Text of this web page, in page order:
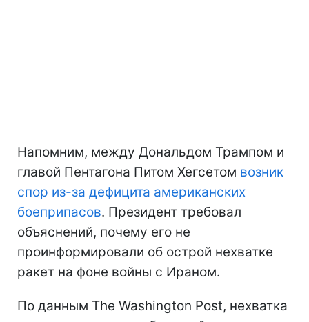
Напомним, между Дональдом Трампом и
главой Пентагона Питом Хегсетом возник
спор из-за дефицита американских
боеприпасов. Президент требовал
объяснений, почему его не
проинформировали об острой нехватке
ракет на фоне войны с Ираном.
По данным The Washington Post, нехватка